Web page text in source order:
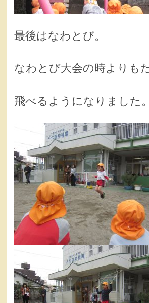
最後はなわとび。
なわとび大会の時よりも
飛べるようになりました。